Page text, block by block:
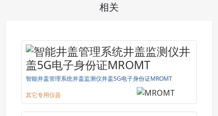
相关
智能井盖管理系统井盖监测仪井盖5G电子身份证MROMT
其它专用仪器